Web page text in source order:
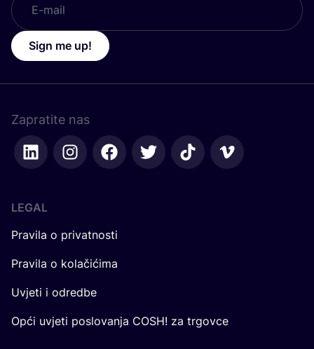
Sign me up!
Zapratite nas
LEGAL
Pravila o privatnosti
Pravila o kolačićima
Uvjeti i odredbe
Opći uvjeti poslovanja COSH! za trgovce